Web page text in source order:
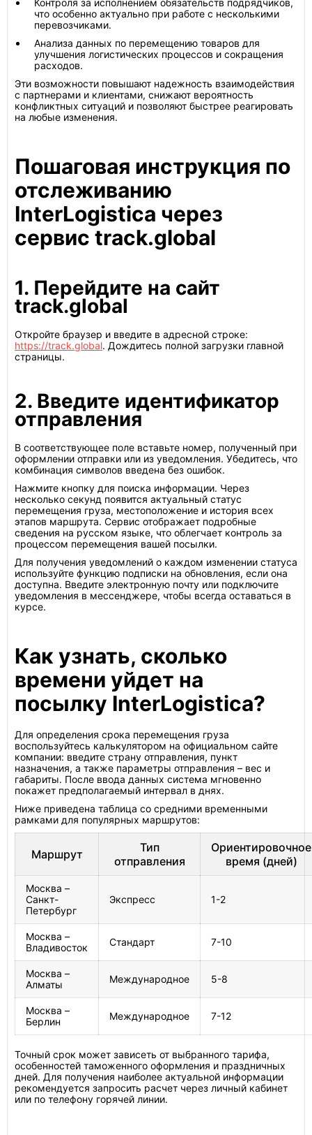
Контроля за исполнением обязательств подрядчиков,
что особенно актуально при работе с несколькими
перевозчиками.
Анализа данных по перемещению товаров для
улучшения логистических процессов и сокращения
расходов.
Эти возможности повышают надежность взаимодействия
с партнерами и клиентами, снижают вероятность
конфликтных ситуаций и позволяют быстрее реагировать
на любые изменения.
Пошаговая инструкция по
отслеживанию
InterLogistica через
сервис track.global
1. Перейдите на сайт
track.global
Откройте браузер и введите в адресной строке:
https://track.global. Дождитесь полной загрузки главной
страницы.
2. Введите идентификатор
отправления
В соответствующее поле вставьте номер, полученный при
оформлении отправки или из уведомления. Убедитесь, что
комбинация символов введена без ошибок.
Нажмите кнопку для поиска информации. Через
несколько секунд появится актуальный статус
перемещения груза, местоположение и история всех
этапов маршрута. Сервис отображает подробные
сведения на русском языке, что облегчает контроль за
процессом перемещения вашей посылки.
Для получения уведомлений о каждом изменении статуса
используйте функцию подписки на обновления, если она
доступна. Введите электронную почту или подключите
уведомления в мессенджере, чтобы всегда оставаться в
курсе.
Как узнать, сколько
времени уйдет на
посылку InterLogistica?
Для определения срока перемещения груза
воспользуйтесь калькулятором на официальном сайте
компании: введите страну отправления, пункт
назначения, а также параметры отправления – вес и
габариты. После ввода данных система мгновенно
покажет предполагаемый интервал в днях.
Ниже приведена таблица со средними временными
рамками для популярных маршрутов:
Маршрут
Тип
отправления
Ориентировочное
время (дней)
Москва –
Санкт-
Петербург
Экспресс 1-2
Москва –
Владивосток
Стандарт 7-10
Москва –
Алматы
Международное 5-8
Москва –
Берлин
Международное 7-12
Точный срок может зависеть от выбранного тарифа,
особенностей таможенного оформления и праздничных
дней. Для получения наиболее актуальной информации
рекомендуется запросить расчет через личный кабинет
или по телефону горячей линии.